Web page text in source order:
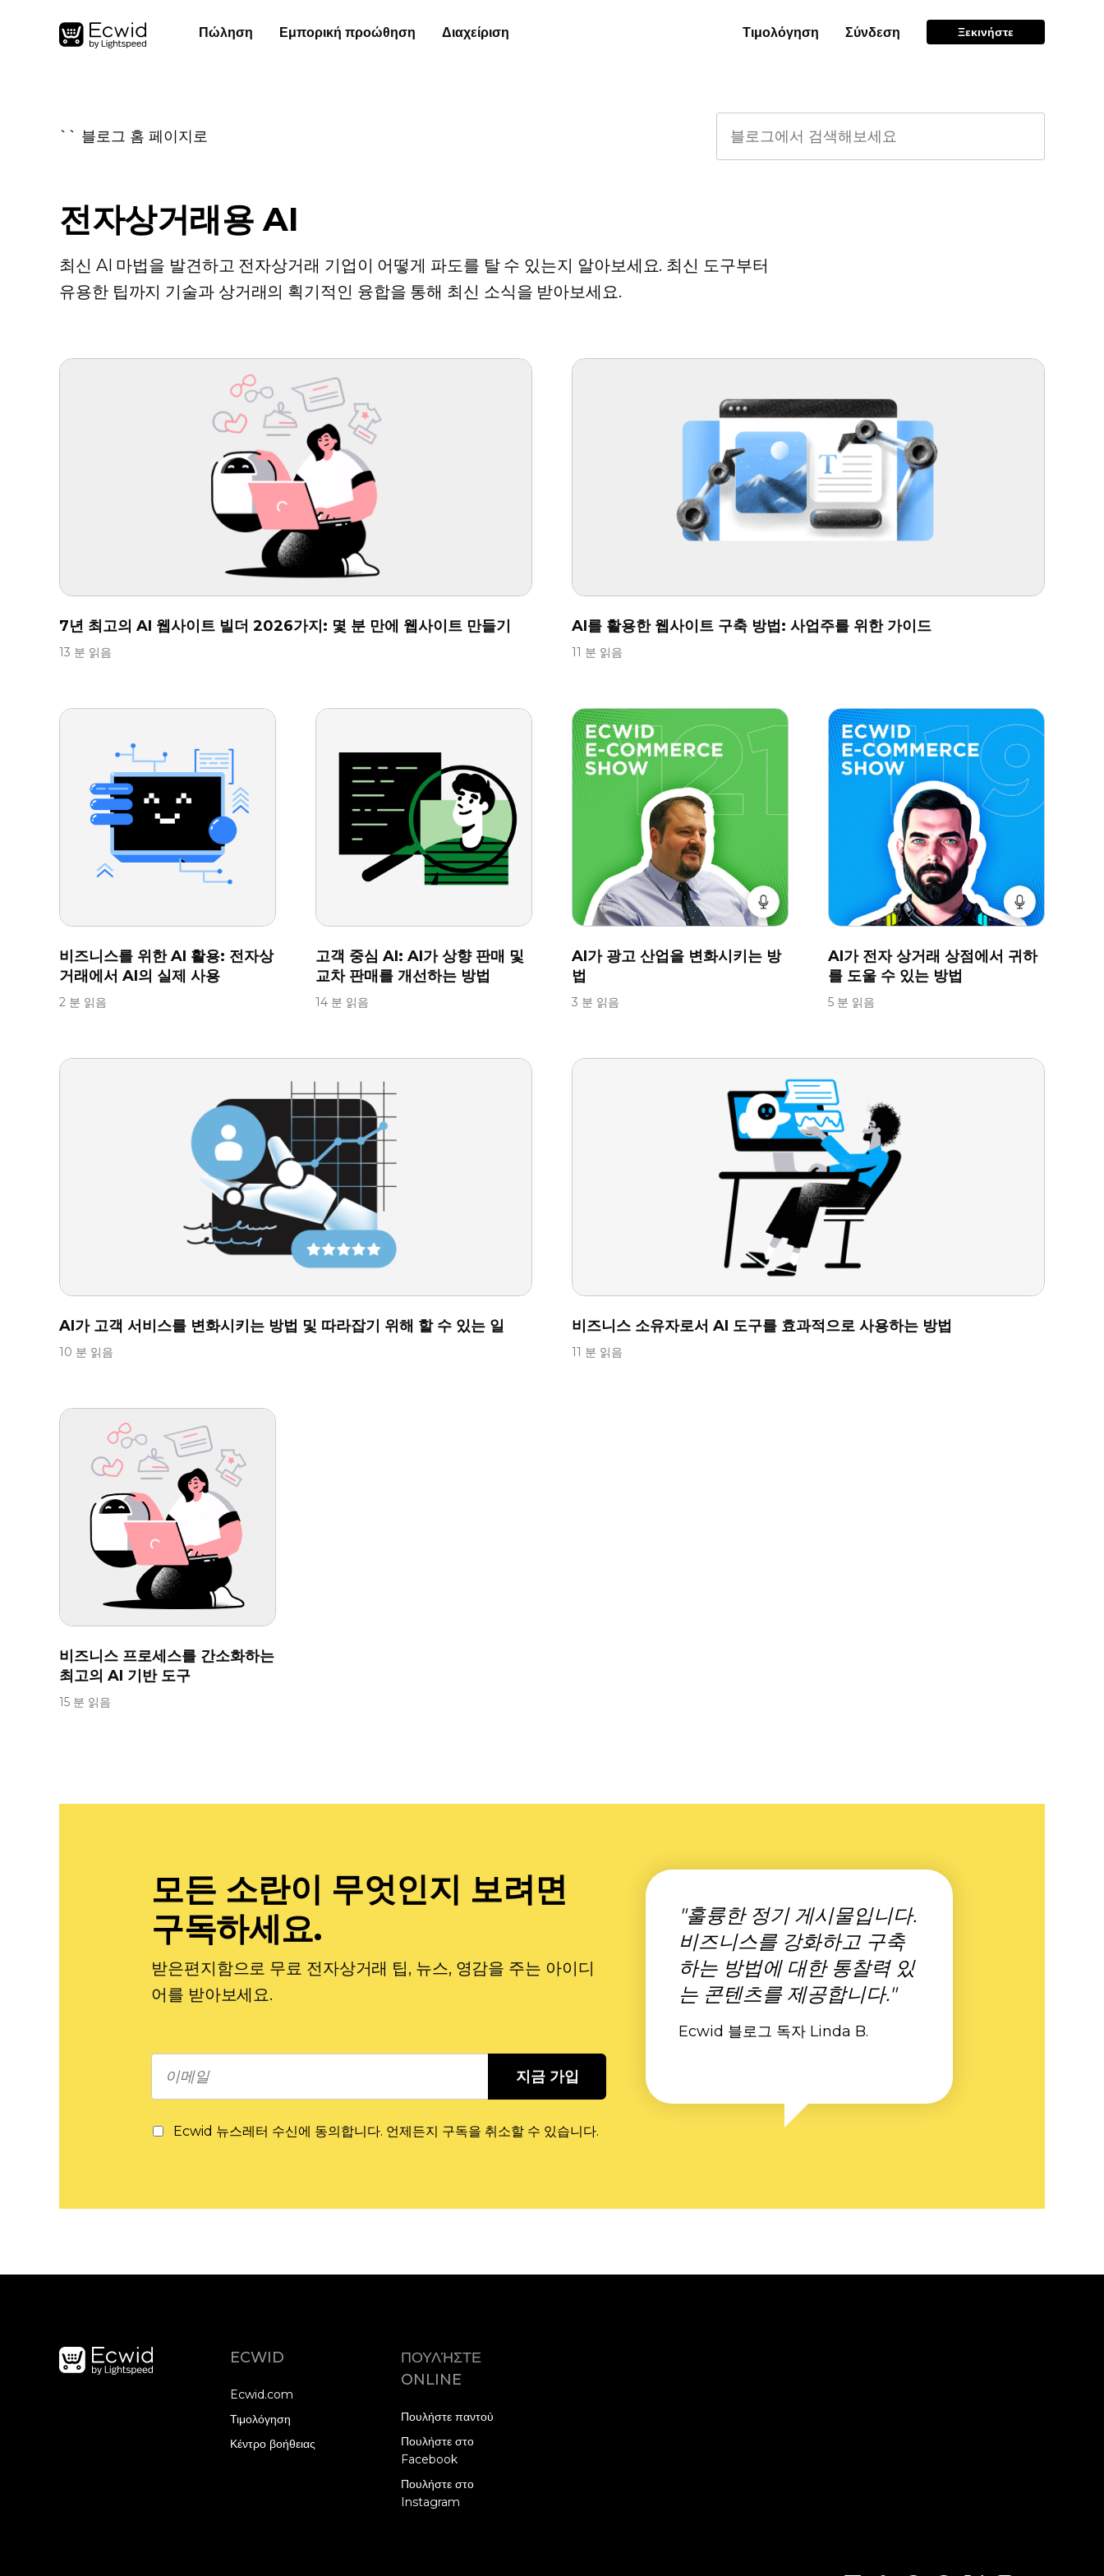
Πώληση Εμπορική προώθηση Διαχείριση Τιμολόγηση Σύνδεση Ξεκινήστε
`` 블로그 홈 페이지로
전자상거래용 AI
최신 AI 마법을 발견하고 전자상거래 기업이 어떻게 파도를 탈 수 있는지 알아보세요. 최신 도구부터
유용한 팁까지 기술과 상거래의 획기적인 융합을 통해 최신 소식을 받아보세요.
7년 최고의 AI 웹사이트 빌더 2026가지: 몇 분 만에 웹사이트 만들기
13 분 읽음
AI를 활용한 웹사이트 구축 방법: 사업주를 위한 가이드
11 분 읽음
비즈니스를 위한 AI 활용: 전자상
거래에서 AI의 실제 사용
2 분 읽음
고객 중심 AI: AI가 상향 판매 및
교차 판매를 개선하는 방법
14 분 읽음
AI가 광고 산업을 변화시키는 방
법
3 분 읽음
AI가 전자 상거래 상점에서 귀하
를 도울 수 있는 방법
5 분 읽음
AI가 고객 서비스를 변화시키는 방법 및 따라잡기 위해 할 수 있는 일
10 분 읽음
비즈니스 소유자로서 AI 도구를 효과적으로 사용하는 방법
11 분 읽음
비즈니스 프로세스를 간소화하는
최고의 AI 기반 도구
15 분 읽음
모든 소란이 무엇인지 보려면
구독하세요.
받은편지함으로 무료 전자상거래 팁, 뉴스, 영감을 주는 아이디
어를 받아보세요.
지금 가입
Ecwid 뉴스레터 수신에 동의합니다. 언제든지 구독을 취소할 수 있습니다.
"훌륭한 정기 게시물입니다.
비즈니스를 강화하고 구축
하는 방법에 대한 통찰력 있
는 콘텐츠를 제공합니다."
Ecwid 블로그 독자 Linda B.
ECWID
Ecwid.com
Τιμολόγηση
Κέντρο βοήθειας
ΠΟΥΛΉΣΤΕ
ONLINE
Πουλήστε παντού
Πουλήστε στο
Facebook
Πουλήστε στο
Instagram